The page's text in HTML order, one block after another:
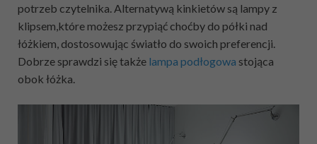
potrzeb czytelnika. Alternatywą kinkietów są lampy z
klipsem,które możesz przypiąć choćby do półki nad
łóżkiem, dostosowując światło do swoich preferencji.
Dobrze sprawdzi się także lampa podłogowa stojąca
obok łóżka.